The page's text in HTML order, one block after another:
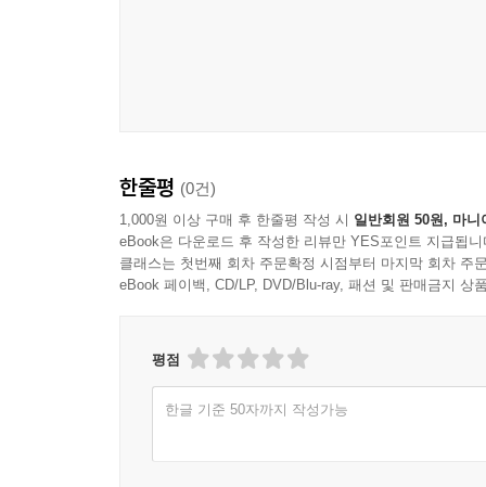
한줄평 (0건)
1,000원 이상 구매 후 한줄평 작성 시 일반회원 50원, 마니
eBook은 다운로드 후 작성한 리뷰만 YES포인트 지급됩니
클래스는 첫번째 회차 주문확정 시점부터 마지막 회차 주
eBook 페이백, CD/LP, DVD/Blu-ray, 패션 및 판매금지 상
평점
한글 기준 50자까지 작성가능